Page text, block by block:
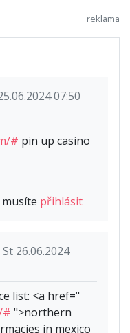
07:50
# pin up casino
přihlásit
26.06.2024
list: <a href="
# ">northern
in mexico